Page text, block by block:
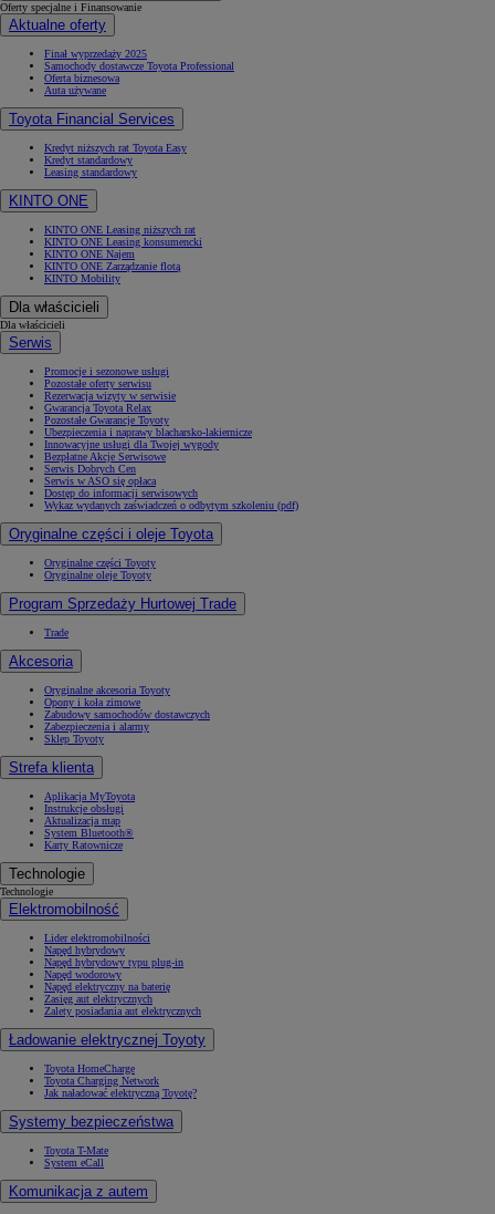
Oferty specjalne i Finansowanie
Aktualne oferty
Finał wyprzedaży 2025
Samochody dostawcze Toyota Professional
Oferta biznesowa
Auta używane
Toyota Financial Services
Kredyt niższych rat Toyota Easy
Kredyt standardowy
Leasing standardowy
KINTO ONE
KINTO ONE Leasing niższych rat
KINTO ONE Leasing konsumencki
KINTO ONE Najem
KINTO ONE Zarządzanie flotą
KINTO Mobility
Dla właścicieli
Dla właścicieli
Serwis
Promocje i sezonowe usługi
Pozostałe oferty serwisu
Rezerwacja wizyty w serwisie
Gwarancja Toyota Relax
Pozostałe Gwarancje Toyoty
Ubezpieczenia i naprawy blacharsko-lakiernicze
Innowacyjne usługi dla Twojej wygody
Bezpłatne Akcje Serwisowe
Serwis Dobrych Cen
Serwis w ASO się opłaca
Dostęp do informacji serwisowych
Wykaz wydanych zaświadczeń o odbytym szkoleniu (pdf)
Oryginalne części i oleje Toyota
Oryginalne części Toyoty
Oryginalne oleje Toyoty
Program Sprzedaży Hurtowej Trade
Trade
Akcesoria
Oryginalne akcesoria Toyoty
Opony i koła zimowe
Zabudowy samochodów dostawczych
Zabezpieczenia i alarmy
Sklep Toyoty
Strefa klienta
Aplikacja MyToyota
Instrukcje obsługi
Aktualizacja map
System Bluetooth®
Karty Ratownicze
Technologie
Technologie
Elektromobilność
Lider elektromobilności
Napęd hybrydowy
Napęd hybrydowy typu plug-in
Napęd wodorowy
Napęd elektryczny na baterię
Zasięg aut elektrycznych
Zalety posiadania aut elektrycznych
Ładowanie elektrycznej Toyoty
Toyota HomeCharge
Toyota Charging Network
Jak naładować elektryczną Toyotę?
Systemy bezpieczeństwa
Toyota T-Mate
System eCall
Komunikacja z autem